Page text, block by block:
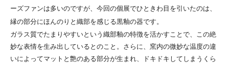
ーズファンは多いのですが、今回の個展でひときわ目を引いたのは、
縁の部分にほんのりと織部を感じる黒釉の器です。
ガラス質でたまりやすいという織部釉の特徴を活かすことで、この絶
妙な表情を生み出しているとのこと。さらに、窯内の微妙な温度の違
いによってマットと艶のある部分が生まれ、ドキドキしてしまうくら